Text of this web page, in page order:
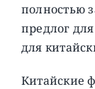
полностью
предлог
для
Китайские